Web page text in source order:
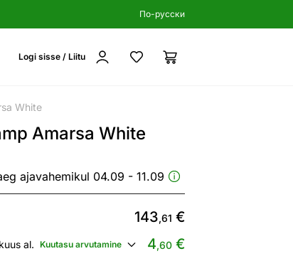
По-русски
Logi sisse / Liitu
White
Amarsa White
ajavahemikul 04.09 - 11.09
143,61 €
al. Kuutasu arvutamine 4,60€